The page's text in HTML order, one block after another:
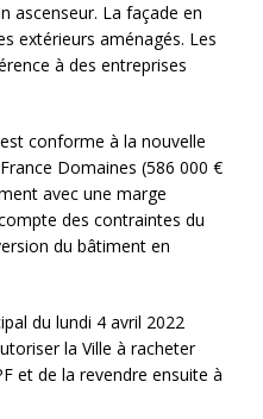
ascenseur. La façade en
extérieurs aménagés. Les
à des entreprises
conforme à la nouvelle
Domaines (586 000 €
avec une marge
des contraintes du
du bâtiment en
du lundi 4 avril 2022
la Ville à racheter
et de la revendre ensuite à